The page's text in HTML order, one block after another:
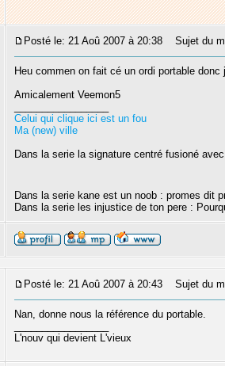
Posté le: 21 Aoû 2007 à 20:38 Sujet du
Heu commen on fait cé un ordi portable
Amicalement Veemon5
Celui qui clique ici est un fou
Ma (new) ville
Dans la serie la signature centré fusioné
Dans la serie kane est un noob : promes dit
Dans la serie les injustice de ton pere :
Posté le: 21 Aoû 2007 à 20:43 Sujet du
Nan, donne nous la référence du portable.
L'nouv qui devient L'vieux